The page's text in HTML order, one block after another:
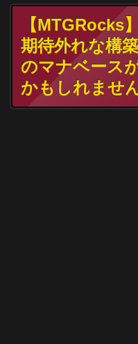
【MTGRocks
期待外れな構
のマナベース
かもしれませ